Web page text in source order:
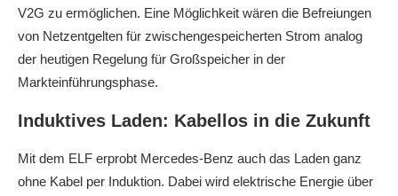
V2G zu ermöglichen. Eine Möglichkeit wären die Befreiungen
von Netzentgelten für zwischengespeicherten Strom analog
der heutigen Regelung für Großspeicher in der
Markteinführungsphase.
Induktives Laden: Kabellos in die Zukunft
Mit dem ELF erprobt Mercedes‑Benz auch das Laden ganz
ohne Kabel per Induktion. Dabei wird elektrische Energie über